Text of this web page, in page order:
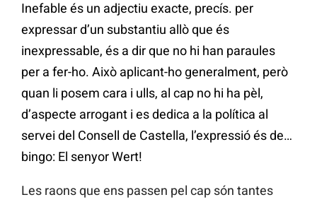
Inefable és un adjectiu exacte, precís. per
expressar d’un substantiu allò que és
inexpressable, és a dir que no hi han paraules
per a fer-ho. Això aplicant-ho generalment, però
quan li posem cara i ulls, al cap no hi ha pèl,
d’aspecte arrogant i es dedica a la política al
servei del Consell de Castella, l’expressió és de…
bingo: El senyor Wert!
Les raons que ens passen pel cap són tantes